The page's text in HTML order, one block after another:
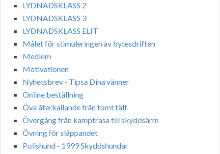
LYDNADSKLASS 2
LYDNADSKLASS 3
LYDNADSKLASS ELIT
Målet för stimuleringen av bytesdriften
Medlem
Motivationen
Nyhetsbrev - Tipsa Dina vänner
Online beställning
Öva återkallande från tomt tält
Övergång från kamptrasa till skyddsärm
Övning för släppandet
Polishund - 1999 Skyddshundar